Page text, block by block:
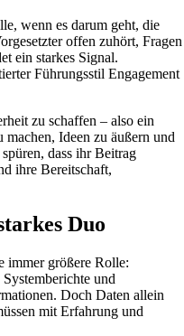
wenn es darum geht, die
offen zuhört, Fragen
ein starkes Signal.
Führungsstil Engagement
zu schaffen – also ein
Ideen zu äußern und
dass ihr Beitrag
ihre Bereitschaft,
Duo
immer größere Rolle:
und
Doch Daten allein
mit Erfahrung und